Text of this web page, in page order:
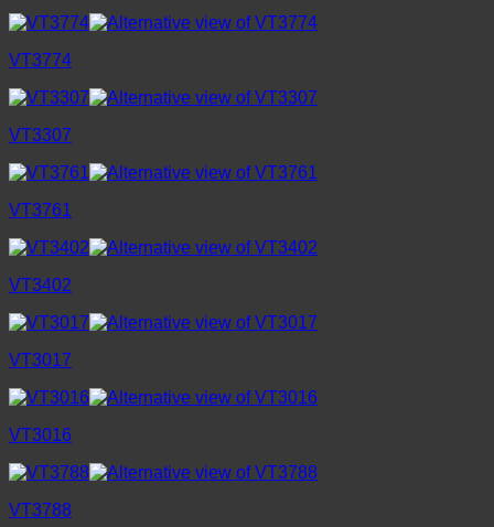
VT3774
VT3307
VT3761
VT3402
VT3017
VT3016
VT3788